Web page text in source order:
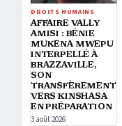
DROITS HUMAINS
AFFAIRE VALLY
AMISI : BÉNIE
MUKENA MWEPU
INTERPELLÉ À
BRAZZAVILLE,
SON
TRANSFÈREMENT
VERS KINSHASA
EN PRÉPARATION
3 août 2026